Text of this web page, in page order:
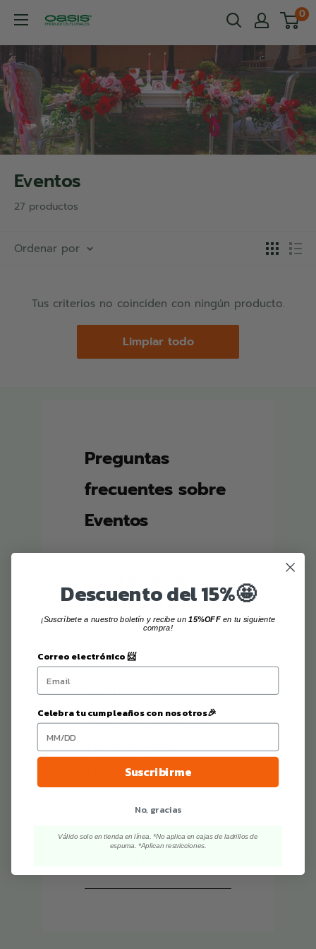
directamente
al
contenido
OASIS®
Productos
0
Eventos
27 productos
Ordenar por
Tus criterios no coinciden con ningún producto.
Limpiar todo
Preguntas
frecuentes sobre
Eventos
de entrega de
Eventos?
Me falto agregar
más Eventos a mi
hago?.
+
¿Los Eventos me
+
Descuento del 15%🤩
¡Suscríbete a nuestro boletín y recibe un15%OFFen tu siguiente
compra!
Correo electrónico 📨
Celebra tu cumpleaños con nosotros🎉
Suscribirme
No, gracias
Válido solo en tienda en línea. *No aplica en cajas de ladrillos de
espuma. *Aplican restricciones.